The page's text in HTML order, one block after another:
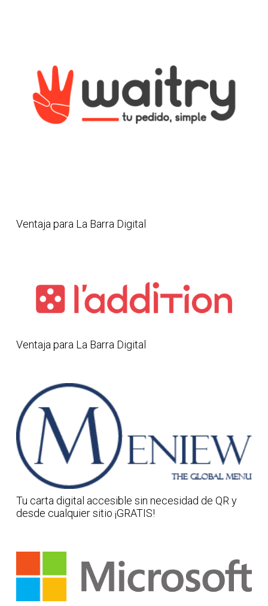
Ventaja para La Barra Digital
Ventaja para La Barra Digital
Tu carta digital accesible sin necesidad de QR y
desde cualquier sitio ¡GRATIS!